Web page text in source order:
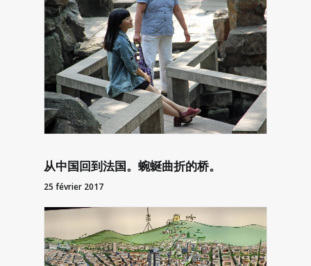
从中国回到法国。蜿蜒曲折的桥。
25 février 2017